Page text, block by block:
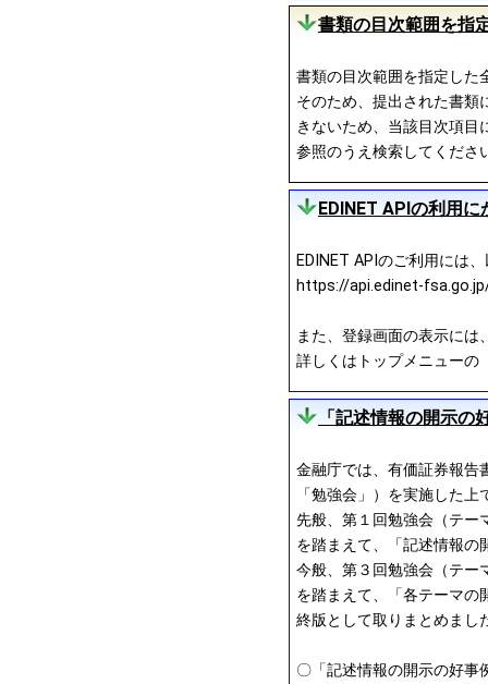
書類の目次範囲を指
書類の目次範囲を指定した
そのため、提出された書類
きないため、当該目次項
参照のうえ検索してくださ
EDINET APIの利用
EDINET APIのご利用には
https://api.edinet-
また、登録画面の表示に
詳しくはトップメニューの
「記述情報の開示の
金融庁では、有価証券報告
「勉強会」）を実施した
先般、第１回勉強会（テー
を踏まえて、「記述情報の
今般、第３回勉強会（テー
を踏まえて、「各テーマの
終版として取りまとめまし
〇「記述情報の開示の好